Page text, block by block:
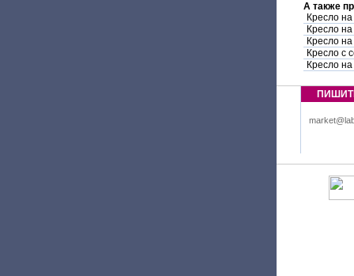
А также
Кресло
Кресло
Кресло
Кресло с
Кресло